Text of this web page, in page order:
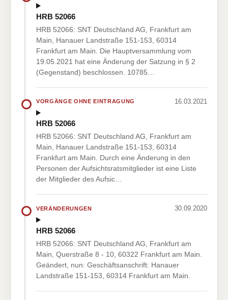
HRB 52066
HRB 52066: SNT Deutschland AG, Frankfurt am
Main, Hanauer Landstraße 151-153, 60314
Frankfurt am Main. Die Hauptversammlung vom
19.05.2021 hat eine Änderung der Satzung in § 2
(Gegenstand) beschlossen. 10785…
VORGÄNGE OHNE EINTRAGUNG 16.03.2021
HRB 52066
HRB 52066: SNT Deutschland AG, Frankfurt am
Main, Hanauer Landstraße 151-153, 60314
Frankfurt am Main. Durch eine Änderung in den
Personen der Aufsichtsratsmitglieder ist eine Liste
der Mitglieder des Aufsic…
VERÄNDERUNGEN 30.09.2020
HRB 52066
HRB 52066: SNT Deutschland AG, Frankfurt am
Main, Querstraße 8 - 10, 60322 Frankfurt am Main.
Geändert, nun: Geschäftsanschrift: Hanauer
Landstraße 151-153, 60314 Frankfurt am Main.